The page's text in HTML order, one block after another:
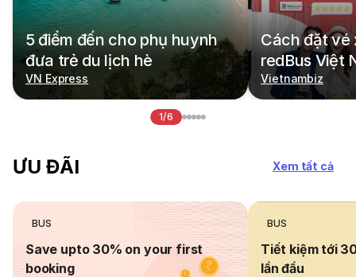
5 điểm đến cho phụ huynh
đưa trẻ du lịch hè
VN Express
Cách đặt vé
redBus Việt
Vietnambiz
1/6
ƯU ĐÃI Xem tất cả
BUS
Save upto 30% on your first
booking
BUS
Tiết kiệm tới
lần đầu